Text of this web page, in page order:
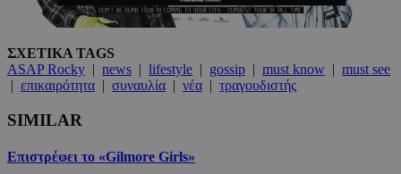
ΣΧΕΤΙΚΑ TAGS
ASAP Rocky | news | lifestyle | gossip | must know | must see
| επικαιρότητα | συναυλία | νέα | τραγουδιστής
SIMILAR
Επιστρέφει το «Gilmore Girls»